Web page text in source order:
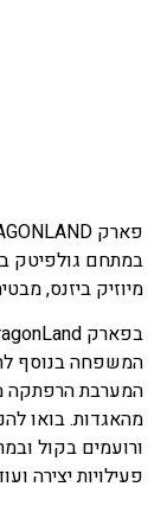
מיוזיק ביזנס,
המשפחה בנוסף
המערבת הרפתקה
מהאגדות. בואו
ורועמים בקול
פעילויות יצירה